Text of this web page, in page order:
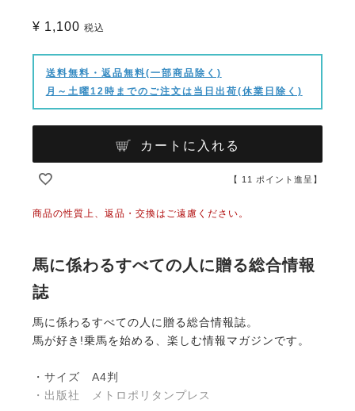
¥ 1,100 税込
送料無料・返品無料(一部商品除く)
月～土曜12時までのご注文は当日出荷(休業日除く)
カートに入れる
【 11 ポイント進呈】
商品の性質上、返品・交換はご遠慮ください。
馬に係わるすべての人に贈る総合情報
誌
馬に係わるすべての人に贈る総合情報誌。
馬が好き!乗馬を始める、楽しむ情報マガジンです。
・サイズ A4判
・出版社 メトロポリタンプレス